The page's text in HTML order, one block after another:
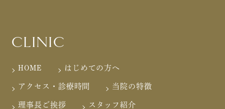
CLINIC
HOME はじめての方へ
アクセス・診療時間 当院の特徴
理事長ご挨拶 スタッフ紹介